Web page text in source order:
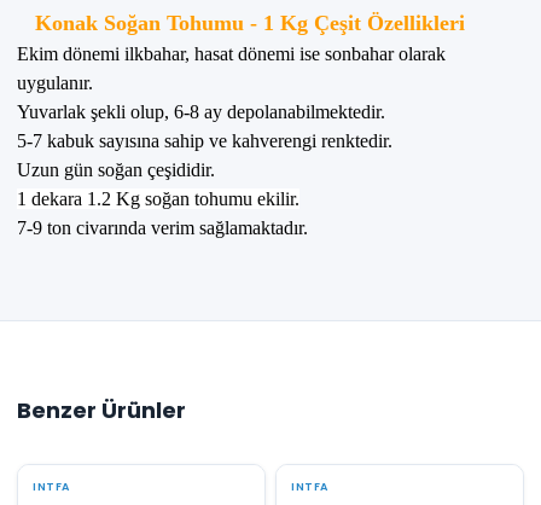
Konak Soğan Tohumu - 1 Kg Çeşit Özellikleri
Ekim dönemi ilkbahar, hasat dönemi ise sonbahar olarak
uygulanır.
Yuvarlak şekli olup, 6-8 ay depolanabilmektedir.
5-7 kabuk sayısına sahip ve kahverengi renktedir.
Uzun gün soğan çeşididir.
1 dekara 1.2 Kg soğan tohumu ekilir.
7-9 ton civarında verim sağlamaktadır.
Benzer Ürünler
INTFA INTFA